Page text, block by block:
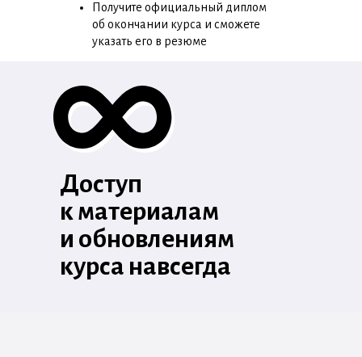
Получите официальный диплом
об окончании курса и сможете
указать его в резюме
Доступ
к материалам
и обновлениям
курса навсегда